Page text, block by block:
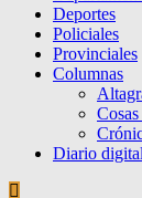
Deportes
Policiales
Provinciales
Columnas
Diario digital